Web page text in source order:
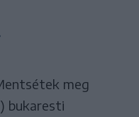
meg
bukaresti